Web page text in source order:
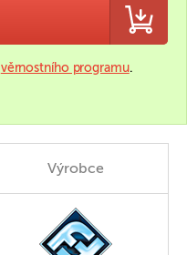
věrnostního programu.
Výrobce